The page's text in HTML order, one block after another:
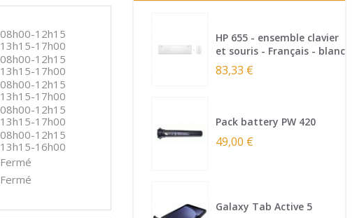
08h00-12h15
13h15-17h00
08h00-12h15
13h15-17h00
08h00-12h15
13h15-17h00
08h00-12h15
13h15-17h00
08h00-12h15
13h15-16h00
Fermé
Fermé
HP 655 - ensemble clavier
et souris - Français - blanc
83,33 €
Pack battery PW 420
49,00 €
Galaxy Tab Active 5